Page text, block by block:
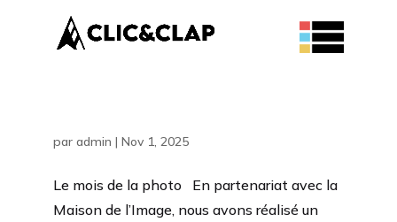
par admin | Nov 1, 2025
Le mois de la photo En partenariat avec la
Maison de l’Image, nous avons réalisé un